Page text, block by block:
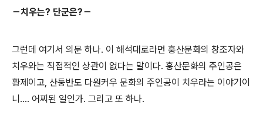
－치우는? 단군은?－
그런데 여기서 의문 하나. 이 해석대로라면 훙산문화의 창조자와
치우와는 직접적인 상관이 없다는 말이다. 훙산문화의 주인공은
황제이고, 산둥반도 다원커우 문화의 주인공이 치우라는 이야기이
니…. 어찌된 일인가. 그리고 또 하나.